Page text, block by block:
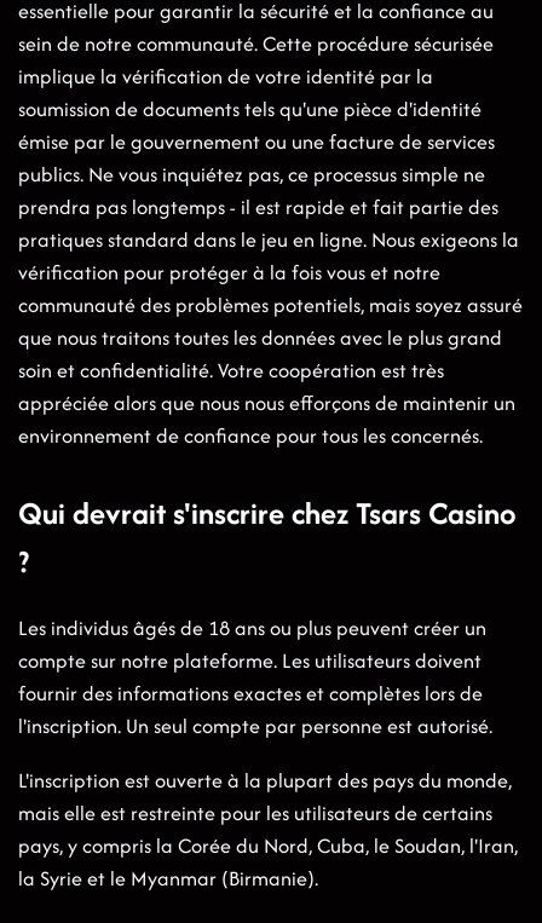
essentielle pour garantir la sécurité et la confiance au
sein de notre communauté. Cette procédure sécurisée
implique la vérification de votre identité par la
soumission de documents tels qu'une pièce d'identité
émise par le gouvernement ou une facture de services
publics. Ne vous inquiétez pas, ce processus simple ne
prendra pas longtemps - il est rapide et fait partie des
pratiques standard dans le jeu en ligne. Nous exigeons la
vérification pour protéger à la fois vous et notre
communauté des problèmes potentiels, mais soyez assuré
que nous traitons toutes les données avec le plus grand
soin et confidentialité. Votre coopération est très
appréciée alors que nous nous efforçons de maintenir un
environnement de confiance pour tous les concernés.
Qui devrait s'inscrire chez Tsars Casino
?
Les individus âgés de 18 ans ou plus peuvent créer un
compte sur notre plateforme. Les utilisateurs doivent
fournir des informations exactes et complètes lors de
l'inscription. Un seul compte par personne est autorisé.
L'inscription est ouverte à la plupart des pays du monde,
mais elle est restreinte pour les utilisateurs de certains
pays, y compris la Corée du Nord, Cuba, le Soudan, l'Iran,
la Syrie et le Myanmar (Birmanie).